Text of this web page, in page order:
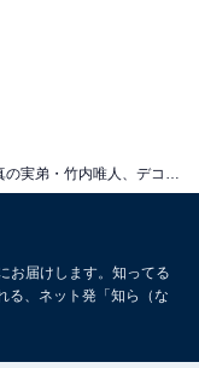
お届けします。知ってる
る、ネット発「知ら（な